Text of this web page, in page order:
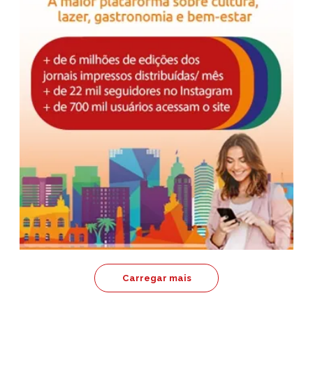
Carregar mais